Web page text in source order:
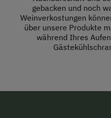
gebacken und noch
Weinverkostungen
über unsere Produkte
während Ihres